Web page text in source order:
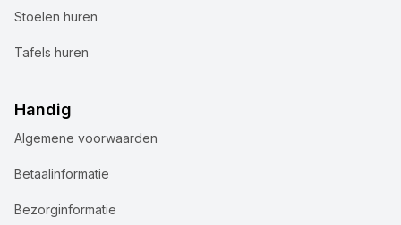
Stoelen huren
Tafels huren
Handig
Algemene voorwaarden
Betaalinformatie
Bezorginformatie
Wij gebruiken cookies
Bij Accuraat Verhuur maken we gebruik van cookies en